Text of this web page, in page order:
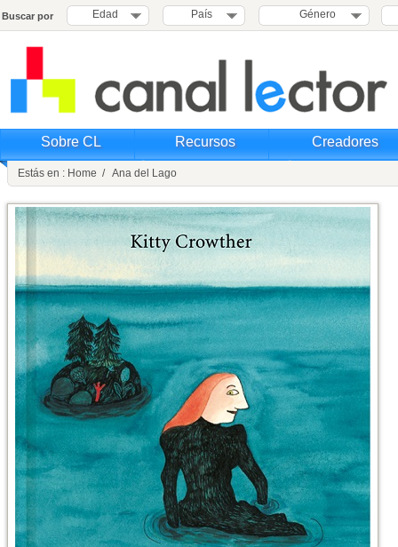
Buscar por Edad País Género
Sobre CL Recursos Creadores
Estás en : Home / Ana del Lago